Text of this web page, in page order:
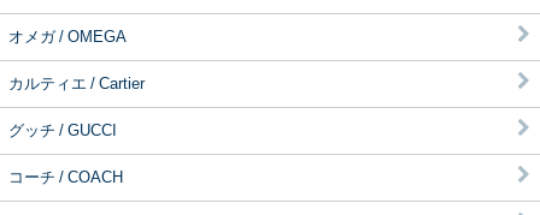
オメガ / OMEGA
カルティエ / Cartier
グッチ / GUCCI
コーチ / COACH